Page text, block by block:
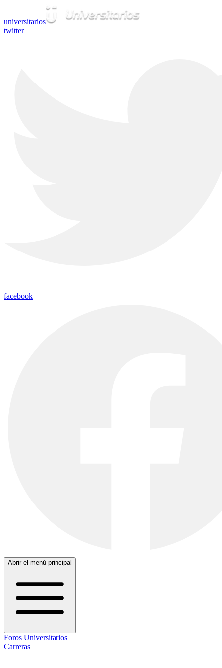
universitarios
twitter
facebook
Abrir el menú principal
Foros Universitarios
Carreras